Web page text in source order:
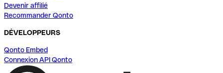
Devenir affilié
Recommander Qonto
DÉVELOPPEURS
Qonto Embed
Connexion API Qonto